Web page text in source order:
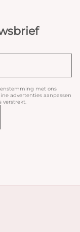
met ons
advertenties aanpassen
verstrekt.